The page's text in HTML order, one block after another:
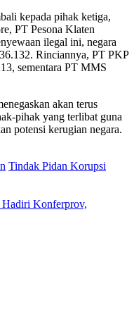
kepada pihak ketiga,
PT Pesona Klaten
ilegal ini, negara
Rinciannya, PT PKP
sementara PT MMS
akan terus
pihak yang terlibat guna
potensi kerugian negara.
Tindak Pidan Korupsi
Konferprov,